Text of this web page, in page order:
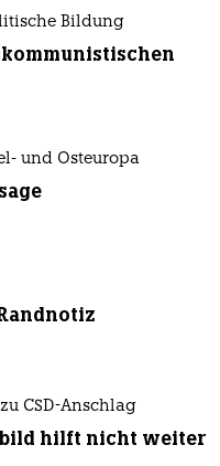
Bildung
und Osteuropa
CSD-Anschlag
hilft nicht weiter